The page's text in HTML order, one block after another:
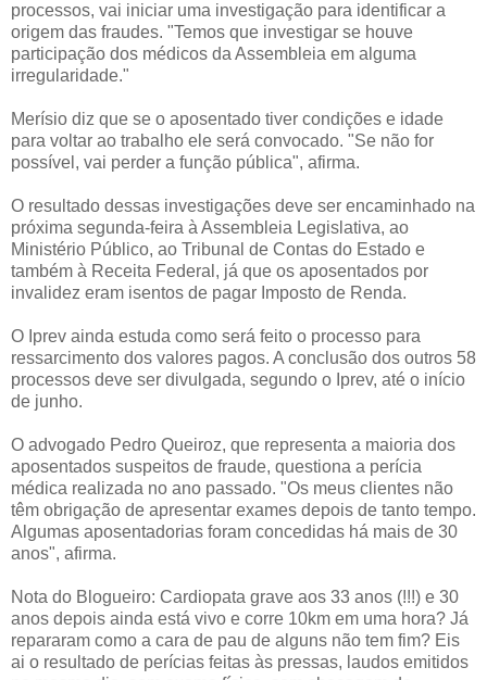
processos, vai iniciar uma investigação para identificar a
origem das fraudes. "Temos que investigar se houve
participação dos médicos da Assembleia em alguma
irregularidade."
Merísio diz que se o aposentado tiver condições e idade
para voltar ao trabalho ele será convocado. "Se não for
possível, vai perder a função pública", afirma.
O resultado dessas investigações deve ser encaminhado na
próxima segunda-feira à Assembleia Legislativa, ao
Ministério Público, ao Tribunal de Contas do Estado e
também à Receita Federal, já que os aposentados por
invalidez eram isentos de pagar Imposto de Renda.
O Iprev ainda estuda como será feito o processo para
ressarcimento dos valores pagos. A conclusão dos outros 58
processos deve ser divulgada, segundo o Iprev, até o início
de junho.
O advogado Pedro Queiroz, que representa a maioria dos
aposentados suspeitos de fraude, questiona a perícia
médica realizada no ano passado. "Os meus clientes não
têm obrigação de apresentar exames depois de tanto tempo.
Algumas aposentadorias foram concedidas há mais de 30
anos", afirma.
Nota do Blogueiro: Cardiopata grave aos 33 anos (!!!) e 30
anos depois ainda está vivo e corre 10km em uma hora? Já
repararam como a cara de pau de alguns não tem fim? Eis
ai o resultado de perícias feitas às pressas, laudos emitidos